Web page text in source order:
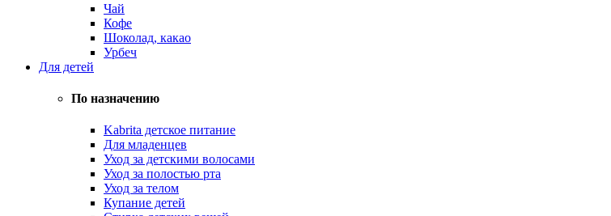
Чай
Кофе
Шоколад, какао
Урбеч
Для детей
По назначению
Kabrita детское питание
Для младенцев
Уход за детскими волосами
Уход за полостью рта
Уход за телом
Купание детей